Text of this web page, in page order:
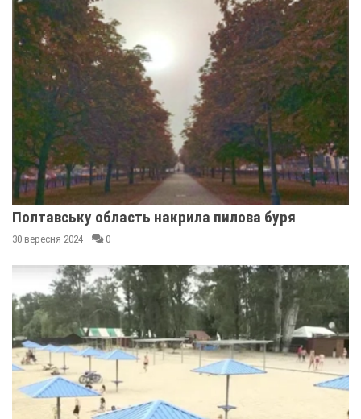
Полтавську область накрила пилова буря
30 вересня 2024 0